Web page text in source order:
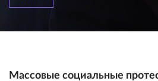
Массовые социальные